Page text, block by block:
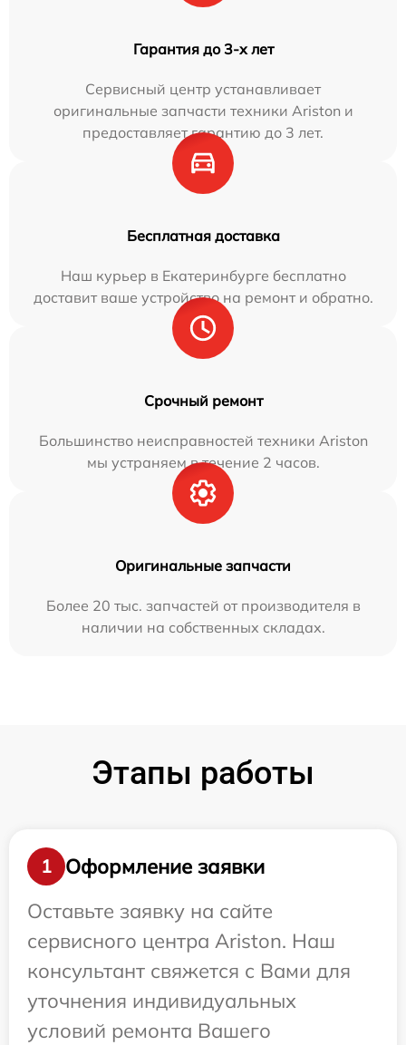
Гарантия до 3-х лет
Сервисный центр устанавливает
оригинальные запчасти техники Ariston и
предоставляет гарантию до 3 лет.
Бесплатная доставка
Наш курьер в Екатеринбурге бесплатно
доставит ваше устройство на ремонт и обратно.
Срочный ремонт
Большинство неисправностей техники Ariston
мы устраняем в течение 2 часов.
Оригинальные запчасти
Более 20 тыс. запчастей от производителя в
наличии на собственных складах.
Этапы работы
1
Оформление заявки
Оставьте заявку на сайте
сервисного центра Ariston. Наш
консультант свяжется с Вами для
уточнения индивидуальных
условий ремонта Вашего